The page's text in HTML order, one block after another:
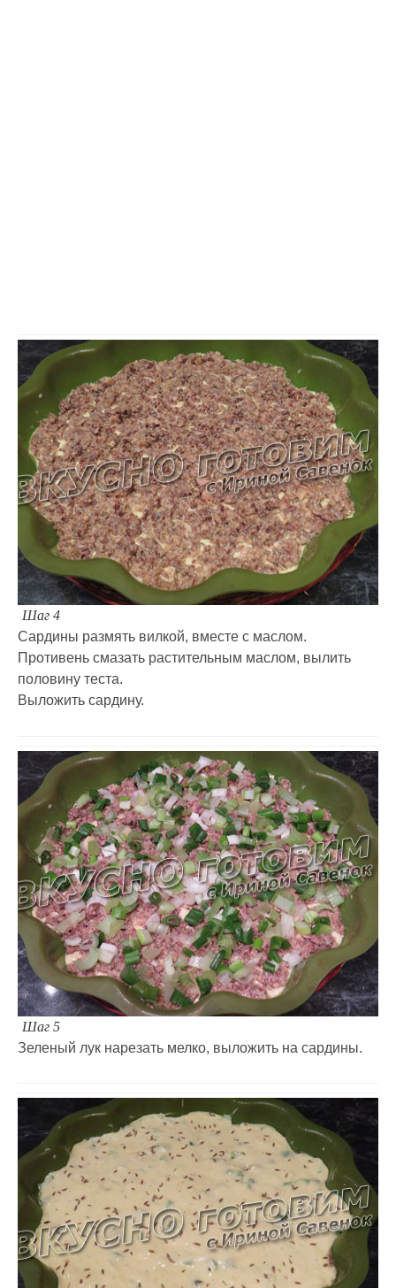
Шаг 4
Сардины размять вилкой, вместе с маслом.
Противень смазать растительным маслом, вылить
половину теста.
Выложить сардину.
Шаг 5
Зеленый лук нарезать мелко, выложить на сардины.